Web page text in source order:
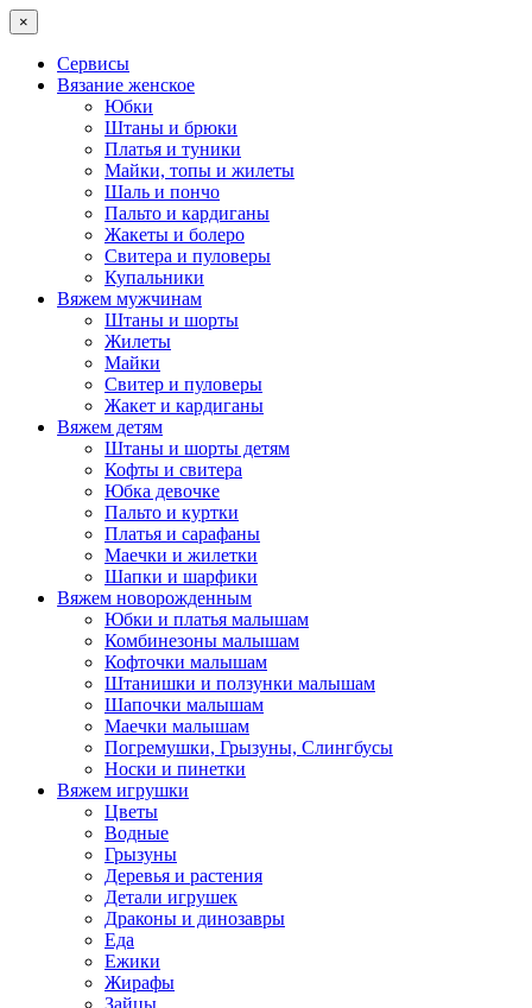
×
Сервисы
Вязание женское
Юбки
Штаны и брюки
Платья и туники
Майки, топы и жилеты
Шаль и пончо
Пальто и кардиганы
Жакеты и болеро
Свитера и пуловеры
Купальники
Вяжем мужчинам
Штаны и шорты
Жилеты
Майки
Свитер и пуловеры
Жакет и кардиганы
Вяжем детям
Штаны и шорты детям
Кофты и свитера
Юбка девочке
Пальто и куртки
Платья и сарафаны
Маечки и жилетки
Шапки и шарфики
Вяжем новорожденным
Юбки и платья малышам
Комбинезоны малышам
Кофточки малышам
Штанишки и ползунки малышам
Шапочки малышам
Маечки малышам
Погремушки, Грызуны, Слингбусы
Носки и пинетки
Вяжем игрушки
Цветы
Водные
Грызуны
Деревья и растения
Детали игрушек
Драконы и динозавры
Еда
Ежики
Жирафы
Зайцы